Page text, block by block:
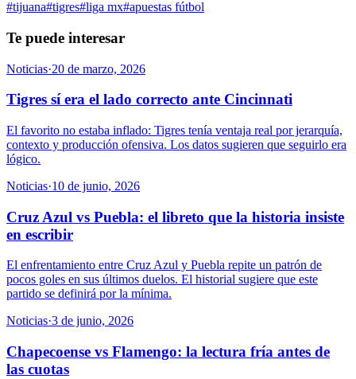
#tijuana#tigres#liga mx#apuestas fútbol
Te puede interesar
Noticias·20 de marzo, 2026
Tigres sí era el lado correcto ante Cincinnati
El favorito no estaba inflado: Tigres tenía ventaja real por jerarquía,
contexto y producción ofensiva. Los datos sugieren que seguirlo era
lógico.
Noticias·10 de junio, 2026
Cruz Azul vs Puebla: el libreto que la historia insiste
en escribir
El enfrentamiento entre Cruz Azul y Puebla repite un patrón de
pocos goles en sus últimos duelos. El historial sugiere que este
partido se definirá por la mínima.
Noticias·3 de junio, 2026
Chapecoense vs Flamengo: la lectura fría antes de
las cuotas